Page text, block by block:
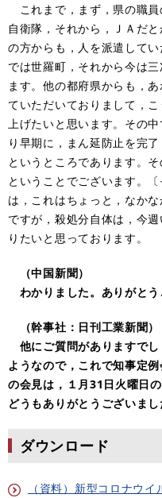
これまで，まず，県の職
自衛隊，それから，ＪＡだ
の方からも，人を派遣して
では世羅町，それから今は
ます。他の都府県からも，
ていただいておりまして，
上げたいと思います。その
り早期に，まん延防止を完
というところであります。
ということでございます。
は，これはちょっと，なか
ですが，殺処分自体は，今
りたいと思っております。
（中国新聞）
わかりました。ありがとう
（幹事社：日刊工業新聞）
他にご質問がありますで
ようなので，これで知事定
の会見は，１月31日火曜日
どうもありがとうございまし
ダウンロード
（資料）新型コロナウ